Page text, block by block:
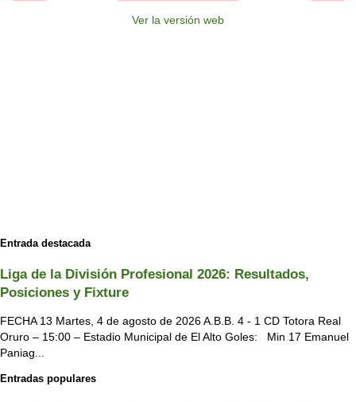
Ver la versión web
Entrada destacada
Liga de la División Profesional 2026: Resultados,
Posiciones y Fixture
FECHA 13 Martes, 4 de agosto de 2026 A.B.B. 4 - 1 CD Totora Real
Oruro – 15:00 – Estadio Municipal de El Alto Goles: Min 17 Emanuel
Paniag...
Entradas populares